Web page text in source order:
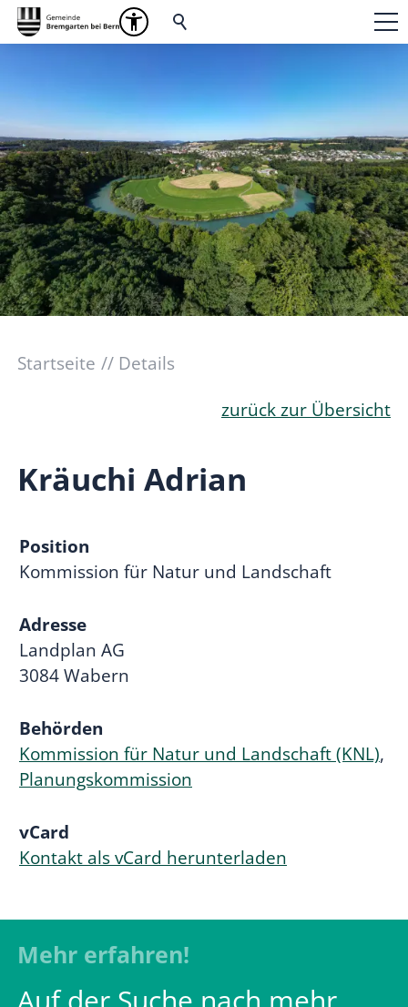
Startseite
Details
zurück zur Übersicht
Kräuchi Adrian
Position
Kommission für Natur und Landschaft
Adresse
Landplan AG
3084 Wabern
Behörden
Kommission für Natur und Landschaft (KNL),
Planungskommission
vCard
Kontakt als vCard herunterladen
Mehr erfahren!